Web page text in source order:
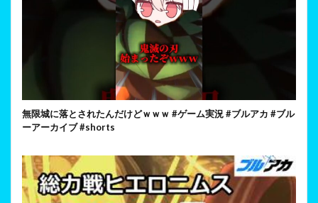
無限城に落とされたんだけどｗｗｗ #ゲーム実況 #ブルアカ #ブル
ーアーカイブ #shorts